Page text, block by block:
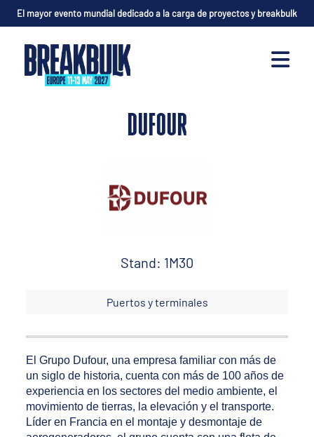
El mayor evento mundial dedicado a la carga de proyectos y breakbulk
DUFOUR
Stand: 1M30
Puertos y terminales
El Grupo Dufour, una empresa familiar con más de
un siglo de historia, cuenta con más de 100 años de
experiencia en los sectores del medio ambiente, el
movimiento de tierras, la elevación y el transporte.
Líder en Francia en el montaje y desmontaje de